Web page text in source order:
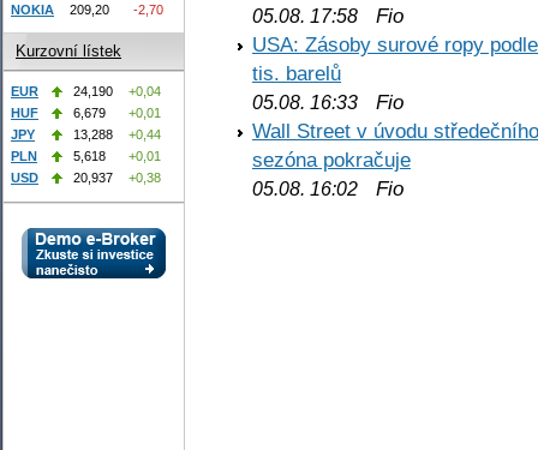
05.08. 17:58 Fio
USA: Zásoby surové ropy
tis. barelů
05.08. 16:33 Fio
Wall Street v úvodu
sezóna pokračuje
05.08. 16:02 Fio
NOKIA
209,20 -2,70
Kurzovní lístek
EUR 24,190
+0,04
HUF
6,679
+0,01
JPY
13,288
+0,44
PLN
5,618
+0,01
USD
20,937 +0,38